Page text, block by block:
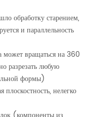
обработку старением,
и параллельность
вращаться на 360
разрезать любую
формы)
нелегко